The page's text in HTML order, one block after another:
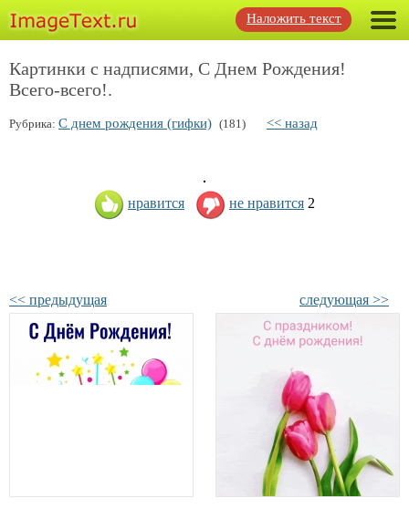
Наложить текст
Картинки с надписями, С Днем Рождения!
Всего-всего!.
Рубрика: С днем рождения (гифки) (181) << назад
нравится не нравится 2
<< предыдущая следующая >>